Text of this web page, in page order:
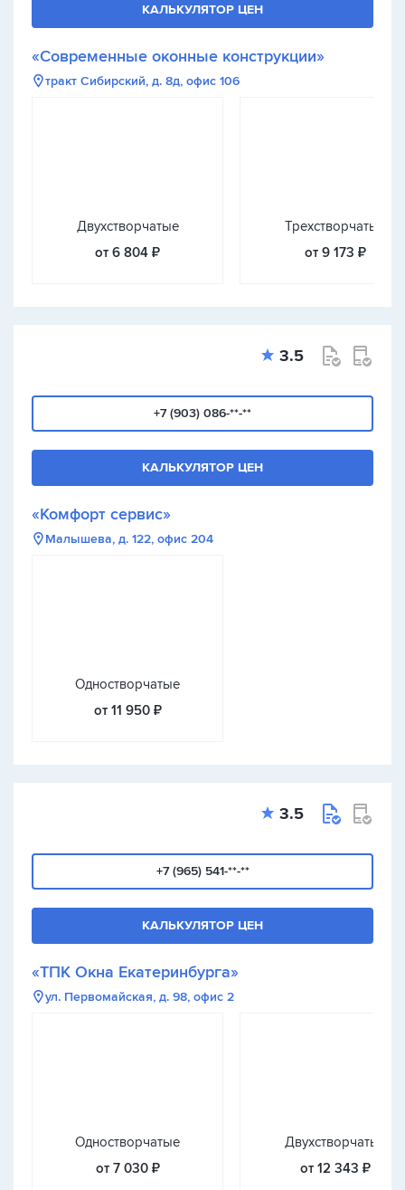
КАЛЬКУЛЯТОР ЦЕН
«Современные оконные конструкции»
тракт Сибирский, д. 8д, офис 106
Двухстворчатые
от 6 804 ₽
Трехстворчатые
от 9 173 ₽
3.5
+7 (903) 086-**-**
КАЛЬКУЛЯТОР ЦЕН
«Комфорт сервис»
Малышева, д. 122, офис 204
Одностворчатые
от 11 950 ₽
3.5
+7 (965) 541-**-**
КАЛЬКУЛЯТОР ЦЕН
«ТПК Окна Екатеринбурга»
ул. Первомайская, д. 98, офис 2
Одностворчатые
от 7 030 ₽
Двухстворчатые
от 12 343 ₽